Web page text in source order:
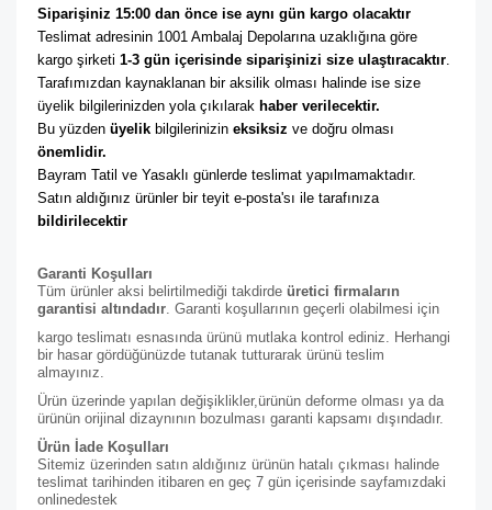
Siparişiniz 15:00 dan önce ise aynı gün kargo olacaktır
Teslimat adresinin 1001 Ambalaj Depolarına uzaklığına göre
kargo şirketi 1-3 gün içerisinde siparişinizi size ulaştıracaktır
Tarafımızdan kaynaklanan bir aksilik olması halinde ise size
üyelik bilgilerinizden yola çıkılarak haber verilecektir.
Bu yüzden üyelik bilgilerinizin eksiksiz
önemlidir.
Bayram Tatil ve Yasaklı günlerde teslimat yapılmamaktadır.
bildirilecektir
Garanti Koşulları
Tüm ürünler aksi belirtilmediği takdirde üretici firmaların
garantisi altındadır . Garanti koşullarının geçerli olabilmesi için
kargo teslimatı esnasında ürünü mutlaka kontrol ediniz. Herhangi
bir hasar gördüğünüzde tutanak tutturarak ürünü teslim
almayınız.
Ürün üzerinde yapılan değişiklikler,ürünün deforme olması ya da
ürünün orijinal dizaynının bozulması garanti kapsamı dışındadır.
Ürün İade Koşulları
Sitemiz üzerinden satın aldığınız ürünün hatalı çıkması halinde
teslimat tarihinden itibaren en geç 7 gün içerisinde sayfamızdaki
onlinedestek